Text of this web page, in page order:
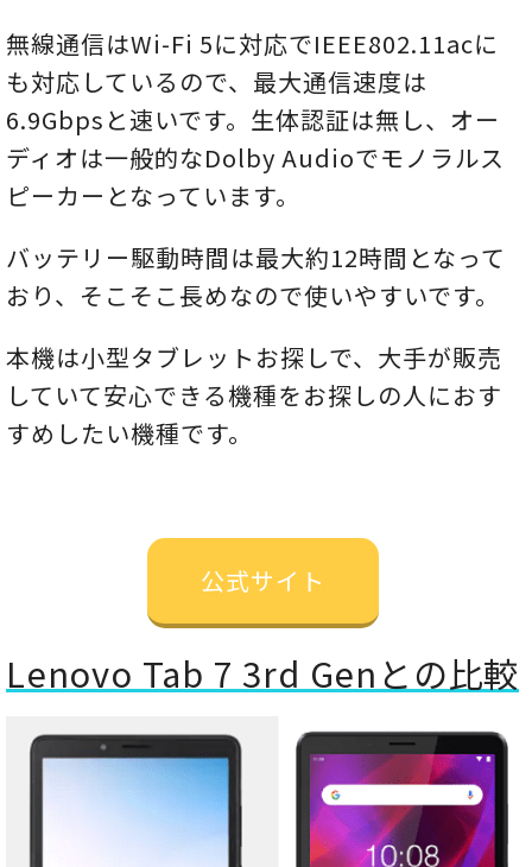
無線通信はWi-Fi 5に対応でIEEE802.11acに
も対応しているので、最大通信速度は
6.9Gbpsと速いです。生体認証は無し、オー
ディオは一般的なDolby Audioでモノラルス
ピーカーとなっています。
バッテリー駆動時間は最大約12時間となって
おり、そこそこ長めなので使いやすいです。
本機は小型タブレットお探しで、大手が販売
していて安心できる機種をお探しの人におす
すめしたい機種です。
公式サイト
Lenovo Tab 7 3rd Genとの比較